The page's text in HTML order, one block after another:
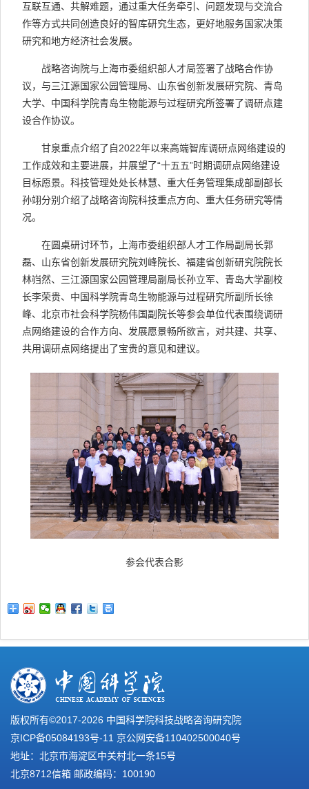
互联互通、共解难题，通过重大任务牵引、问题发现与交流合
作等方式共同创造良好的智库研究生态，更好地服务国家决策
研究和地方经济社会发展。
战略咨询院与上海市委组织部人才局签署了战略合作协
议，与三江源国家公园管理局、山东省创新发展研究院、青岛
大学、中国科学院青岛生物能源与过程研究所签署了调研点建
设合作协议。
甘泉重点介绍了自2022年以来高端智库调研点网络建设的
工作成效和主要进展，并展望了“十五五”时期调研点网络建设
目标愿景。科技管理处处长林慧、重大任务管理集成部副部长
孙翊分别介绍了战略咨询院科技重点方向、重大任务研究等情
况。
在圆桌研讨环节，上海市委组织部人才工作局副局长郭
磊、山东省创新发展研究院刘峰院长、福建省创新研究院院长
林岿然、三江源国家公园管理局副局长孙立军、青岛大学副校
长李荣贵、中国科学院青岛生物能源与过程研究所副所长徐
峰、北京市社会科学院杨伟国副院长等参会单位代表围绕调研
点网络建设的合作方向、发展愿景畅所欲言，对共建、共享、
共用调研点网络提出了宝贵的意见和建议。
参会代表合影
版权所有©2017-2026 中国科学院科技战略咨询研究院
京ICP备05084193号-11 京公网安备110402500040号
地址：北京市海淀区中关村北一条15号
北京8712信箱 邮政编码：100190